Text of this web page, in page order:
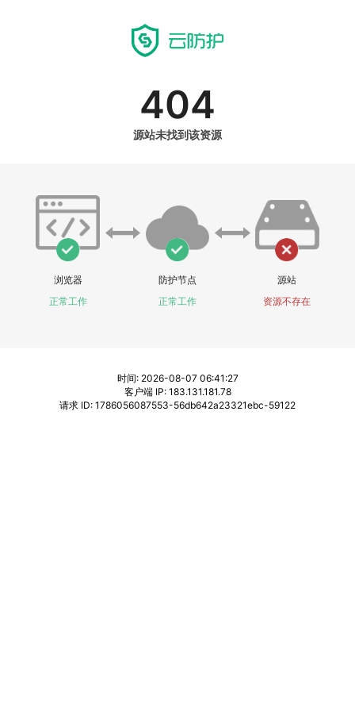
404
源站未找到该资源
浏览器
正常工作
防护节点
正常工作
源站
资源不存在
时间: 2026-08-07 06:41:27
客户端 IP: 183.131.181.78
请求 ID: 1786056087553-56db642a23321ebc-59122